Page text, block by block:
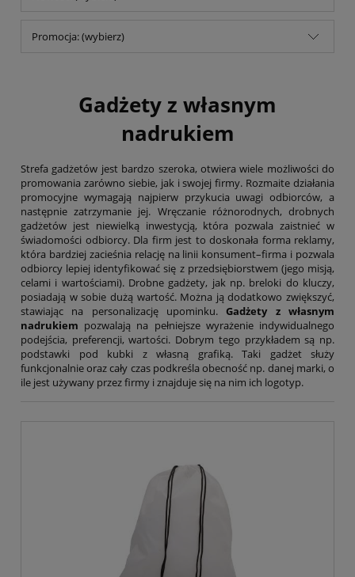
Stedman
Wagraf
Waterman
Promocja: (wybierz)
Gadżety z własnym
nadrukiem
Strefa gadżetów jest bardzo szeroka, otwiera wiele możliwości do
promowania zarówno siebie, jak i swojej firmy. Rozmaite działania
promocyjne wymagają najpierw przykucia uwagi odbiorców, a
następnie zatrzymanie jej. Wręczanie różnorodnych, drobnych
gadżetów jest niewielką inwestycją, która pozwala zaistnieć w
świadomości odbiorcy. Dla firm jest to doskonała forma reklamy,
która bardziej zacieśnia relację na linii konsument–firma i pozwala
odbiorcy lepiej identyfikować się z przedsiębiorstwem (jego misją,
celami i wartościami). Drobne gadżety, jak np. breloki do kluczy,
posiadają w sobie dużą wartość. Można ją dodatkowo zwiększyć,
stawiając na personalizację upominku.Gadżety z własnym
nadrukiem pozwalają na pełniejsze wyrażenie indywidualnego
podejścia, preferencji, wartości. Dobrym tego przykładem są np.
podstawki pod kubki z własną grafiką. Taki gadżet służy
funkcjonalnie oraz cały czas podkreśla obecność np. danej marki, o
ile jest używany przez firmy i znajduje się na nim ich logotyp.